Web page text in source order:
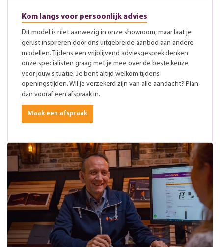
Kom langs voor persoonlijk advies
Dit model is niet aanwezig in onze showroom, maar laat je
gerust inspireren door ons uitgebreide aanbod aan andere
modellen. Tijdens een vrijblijvend adviesgesprek denken
onze specialisten graag met je mee over de beste keuze
voor jouw situatie. Je bent altijd welkom tijdens
openingstijden. Wil je verzekerd zijn van alle aandacht? Plan
dan vooraf een afspraak in.
Maak een afspraak